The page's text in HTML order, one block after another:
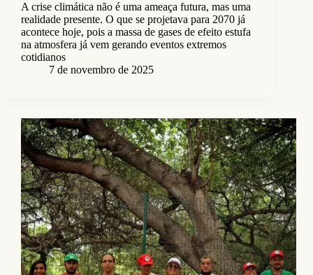
A crise climática não é uma ameaça futura, mas uma
realidade presente. O que se projetava para 2070 já
acontece hoje, pois a massa de gases de efeito estufa
na atmosfera já vem gerando eventos extremos
cotidianos
7 de novembro de 2025